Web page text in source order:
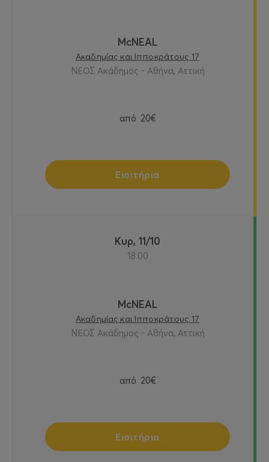
McNEAL
Ακαδημίας και Ιπποκράτους 17
ΝΕΟΣ Ακάδημος - Αθήνα, Αττική
από 20€
Εισιτήρια
Κυρ, 11/10
18:00
McNEAL
Ακαδημίας και Ιπποκράτους 17
ΝΕΟΣ Ακάδημος - Αθήνα, Αττική
από 20€
Εισιτήρια